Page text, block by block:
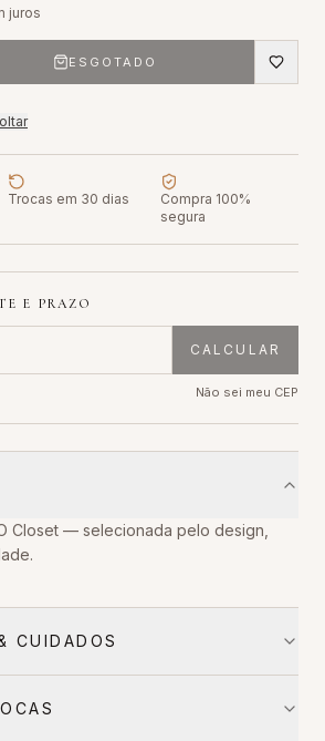
juros
ESGOTADO
Trocas em 30 dias
Compra 100%
segura
E PRAZO
CALCULAR
Não sei meu CEP
Closet — selecionada pelo design,
CUIDADOS